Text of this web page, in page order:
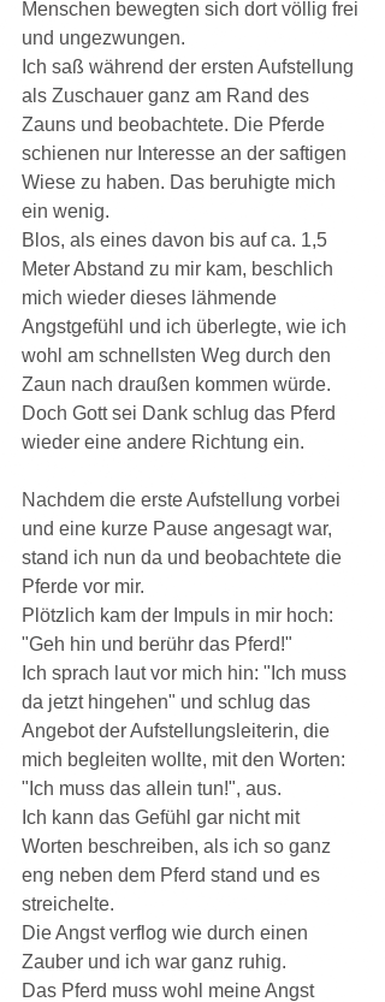
Menschen bewegten sich dort völlig frei
und ungezwungen.
Ich saß während der ersten Aufstellung
als Zuschauer ganz am Rand des
Zauns und beobachtete. Die Pferde
schienen nur Interesse an der saftigen
Wiese zu haben. Das beruhigte mich
ein wenig.
Blos, als eines davon bis auf ca. 1,5
Meter Abstand zu mir kam, beschlich
mich wieder dieses lähmende
Angstgefühl und ich überlegte, wie ich
wohl am schnellsten Weg durch den
Zaun nach draußen kommen würde.
Doch Gott sei Dank schlug das Pferd
wieder eine andere Richtung ein.
Nachdem die erste Aufstellung vorbei
und eine kurze Pause angesagt war,
stand ich nun da und beobachtete die
Pferde vor mir.
Plötzlich kam der Impuls in mir hoch:
"Geh hin und berühr das Pferd!"
Ich sprach laut vor mich hin: "Ich muss
da jetzt hingehen" und schlug das
Angebot der Aufstellungsleiterin, die
mich begleiten wollte, mit den Worten:
"Ich muss das allein tun!", aus.
Ich kann das Gefühl gar nicht mit
Worten beschreiben, als ich so ganz
eng neben dem Pferd stand und es
streichelte.
Die Angst verflog wie durch einen
Zauber und ich war ganz ruhig.
Das Pferd muss wohl meine Angst